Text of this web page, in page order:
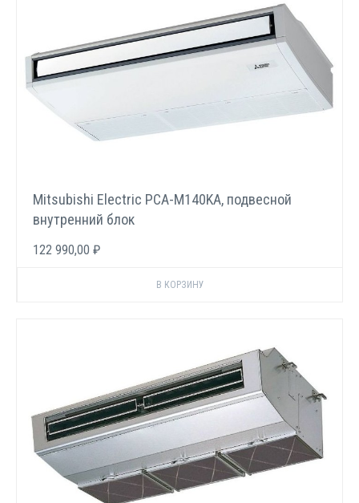
Mitsubishi Electric PCA-M140KA, подвесной
внутренний блок
122 990,00 ₽